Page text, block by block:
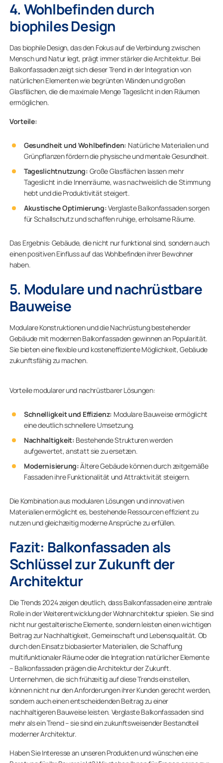
4. Wohlbefinden durch
biophiles Design
Das biophile Design, das den Fokus auf die Verbindung zwischen
Mensch und Natur legt, prägt immer stärker die Architektur. Bei
Balkonfassaden zeigt sich dieser Trend in der Integration von
natürlichen Elementen wie begrünten Wänden und großen
Glasflächen, die die maximale Menge Tageslicht in den Räumen
ermöglichen.
Vorteile:
Gesundheit und Wohlbefinden: Natürliche Materialien und
Grünpflanzen fördern die physische und mentale Gesundheit.
Tageslichtnutzung: Große Glasflächen lassen mehr
Tageslicht in die Innenräume, was nachweislich die Stimmung
hebt und die Produktivität steigert.
Akustische Optimierung:Verglaste Balkonfassaden sorgen
für Schallschutz und schaffen ruhige, erholsame Räume.
Das Ergebnis: Gebäude, die nicht nur funktional sind, sondern auch
einen positiven Einfluss auf das Wohlbefinden ihrer Bewohner
haben.
5. Modulare und nachrüstbare
Bauweise
Modulare Konstruktionen und die Nachrüstung bestehender
Gebäude mit modernen Balkonfassaden gewinnen an Popularität.
Sie bieten eine flexible und kosteneffiziente Möglichkeit, Gebäude
zukunftsfähig zu machen.
Vorteile modularer und nachrüstbarer Lösungen:
Schnelligkeit und Effizienz: Modulare Bauweise ermöglicht
eine deutlich schnellere Umsetzung.
Nachhaltigkeit: Bestehende Strukturen werden
aufgewertet, anstatt sie zu ersetzen.
Modernisierung:Ältere Gebäude können durch zeitgemäße
Fassaden ihre Funktionalität und Attraktivität steigern.
Die Kombination aus modularen Lösungen und innovativen
Materialien ermöglicht es, bestehende Ressourcen effizient zu
nutzen und gleichzeitig moderne Ansprüche zu erfüllen.
Fazit: Balkonfassaden als
Schlüssel zur Zukunft der
Architektur
Die Trends 2024 zeigen deutlich, dass Balkonfassaden eine zentrale
Rolle in der Weiterentwicklung der Wohnarchitektur spielen. Sie sind
nicht nur gestalterische Elemente, sondern leisten einen wichtigen
Beitrag zur Nachhaltigkeit, Gemeinschaft und Lebensqualität. Ob
durch den Einsatz biobasierter Materialien, die Schaffung
multifunktionaler Räume oder die Integration natürlicher Elemente
– Balkonfassaden prägen die Architektur der Zukunft.
Unternehmen, die sich frühzeitig auf diese Trends einstellen,
können nicht nur den Anforderungen ihrer Kunden gerecht werden,
sondern auch einen entscheidenden Beitrag zu einer
nachhaltigeren Bauweise leisten. Verglaste Balkonfassaden sind
mehr als ein Trend – sie sind ein zukunftsweisender Bestandteil
moderner Architektur.
Haben Sie Interesse an unseren Produkten und wünschen eine